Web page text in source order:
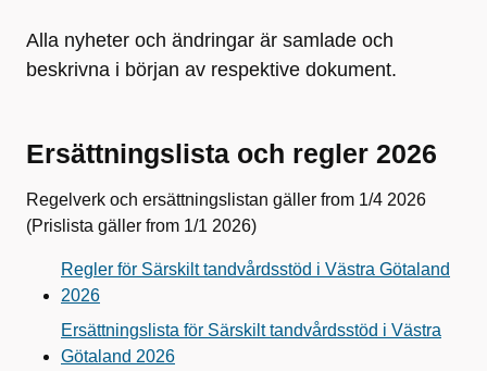
Alla nyheter och ändringar är samlade och
beskrivna i början av respektive dokument.
Ersättningslista och regler 2026
Regelverk och ersättningslistan gäller from 1/4 2026
(Prislista gäller from 1/1 2026)
Regler för Särskilt tandvårdsstöd i Västra Götaland
2026
Ersättningslista för Särskilt tandvårdsstöd i Västra
Götaland 2026